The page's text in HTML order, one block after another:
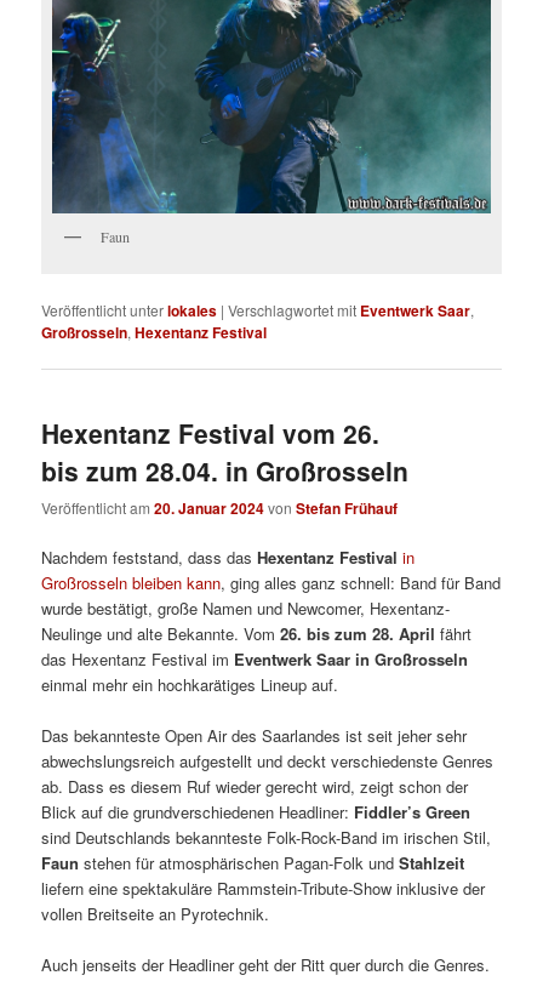
Faun
Veröffentlicht unterlokales |Verschlagwortet mit Eventwerk Saar,
Großrosseln,Hexentanz Festival
Hexentanz Festival vom 26.
bis zum 28.04. in Großrosseln
Veröffentlicht am20. Januar 2024vonStefan Frühauf
Nachdem feststand, dass dasHexentanz Festival in
Großrosseln bleiben kann, ging alles ganz schnell: Band für Band
wurde bestätigt, große Namen und Newcomer, Hexentanz-
Neulinge und alte Bekannte. Vom26. bis zum 28. April fährt
das Hexentanz Festival im Eventwerk Saar in Großrosseln
einmal mehr ein hochkarätiges Lineup auf.
Das bekannteste Open Air des Saarlandes ist seit jeher sehr
abwechslungsreich aufgestellt und deckt verschiedenste Genres
ab. Dass es diesem Ruf wieder gerecht wird, zeigt schon der
Blick auf die grundverschiedenen Headliner: Fiddler’s Green
sind Deutschlands bekannteste Folk-Rock-Band im irischen Stil,
Faun stehen für atmosphärischen Pagan-Folk undStahlzeit
liefern eine spektakuläre Rammstein-Tribute-Show inklusive der
vollen Breitseite an Pyrotechnik.
Auch jenseits der Headliner geht der Ritt quer durch die Genres.